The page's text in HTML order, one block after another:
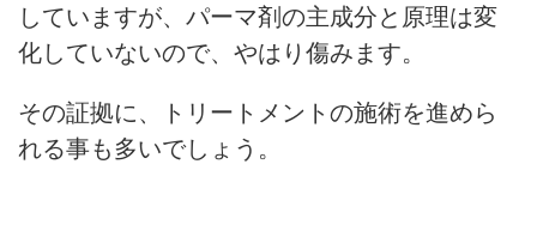
していますが、パーマ剤の主成分と原理は変
化していないので、やはり傷みます。
その証拠に、トリートメントの施術を進めら
れる事も多いでしょう。